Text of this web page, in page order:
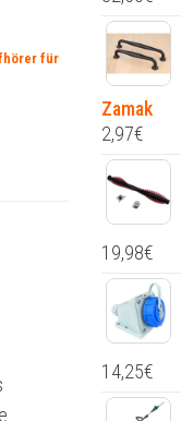
für
Zamak
2,97€
19,98€
14,25€